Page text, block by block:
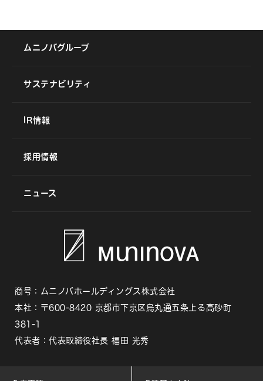
ムニノバグループ
サステナビリティ
IR情報
採用情報
ニュース
商号：ムニノバホールディングス株式会社
本社：〒600-8420 京都市下京区烏丸通五条上る高砂町
381-1
代表者：代表取締役社長 福田 光秀